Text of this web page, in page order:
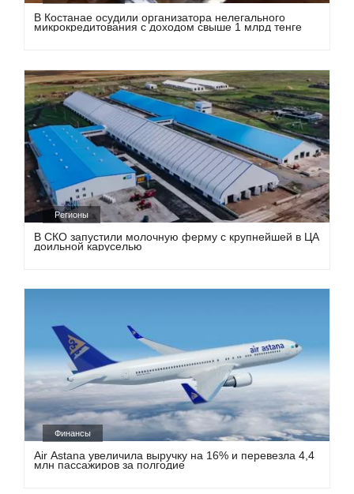
В Костанае осудили организатора нелегального
микрокредитования с доходом свыше 1 млрд тенге
Регионы
В СКО запустили молочную ферму с крупнейшей в ЦА
доильной каруселью
Финансы
Air Astana увеличила выручку на 16% и перевезла 4,4
млн пассажиров за полгодие